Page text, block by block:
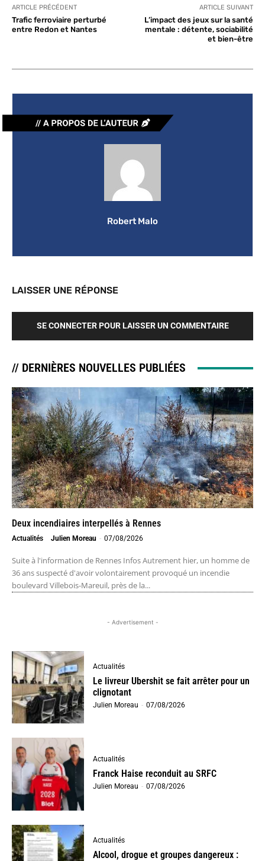
ARTICLE PRÉCÉDENT
Trafic ferroviaire perturbé
entre Redon et Nantes
ARTICLE SUIVANT
L’impact des jeux sur la santé
mentale : détente, sociabilité
et bien-être
Robert Malo
LAISSER UNE RÉPONSE
SE CONNECTER POUR LAISSER UN COMMENTAIRE
// DERNIÈRES NOUVELLES PUBLIÉES
Deux incendiaires interpellés à Rennes
Actualités Julien Moreau - 07/08/2026
Suite à l'information de Rennes Infos Autrement hier, un homme de
36 ans suspecté d'avoir volontairement provoqué un incendie
boulevard Villebois-Mareuil, près de la...
- Advertisement -
Actualités
Le livreur Ubershit se fait arrêter pour un
clignotant
Julien Moreau - 07/08/2026
Actualités
Franck Haise reconduit au SRFC
Julien Moreau - 07/08/2026
Actualités
Alcool, drogue et groupes dangereux :